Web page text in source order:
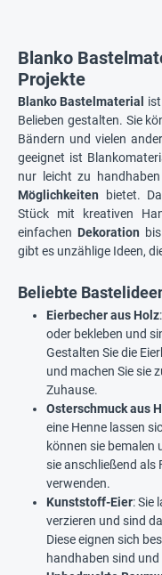
Blanko
Projekte
Blanko Bastelmaterial
Belieben gestalten. Sie
Bändern und vielen
geeignet ist
nur leicht zu
Möglichkeiten bietet.
Stück mit kreativen
einfachen Dekoration
gibt es unzählige Ideen,
Beliebte
Eierbecher aus Holz
oder bekleben und
Gestalten Sie die
und machen Sie sie
Zuhause.
Osterschmuck aus
eine Henne lassen
können sie bemalen
sie anschließend als
verwenden.
Kunststoff-Eier: Sie
verzieren und sind
Diese eignen sich
handhaben sind